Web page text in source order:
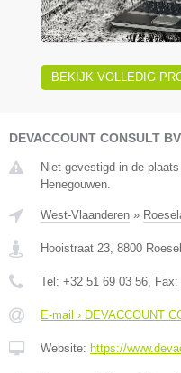
BEKIJK VOLLEDIG
DEVACCOUNT CONSULT
Niet gevestigd in de
Henegouwen.
West-Vlaanderen »
Hooistraat 23, 8800
Tel: +32 51 69 03 56, Fax:
E-mail › DEVACCOUNT
Website: https://